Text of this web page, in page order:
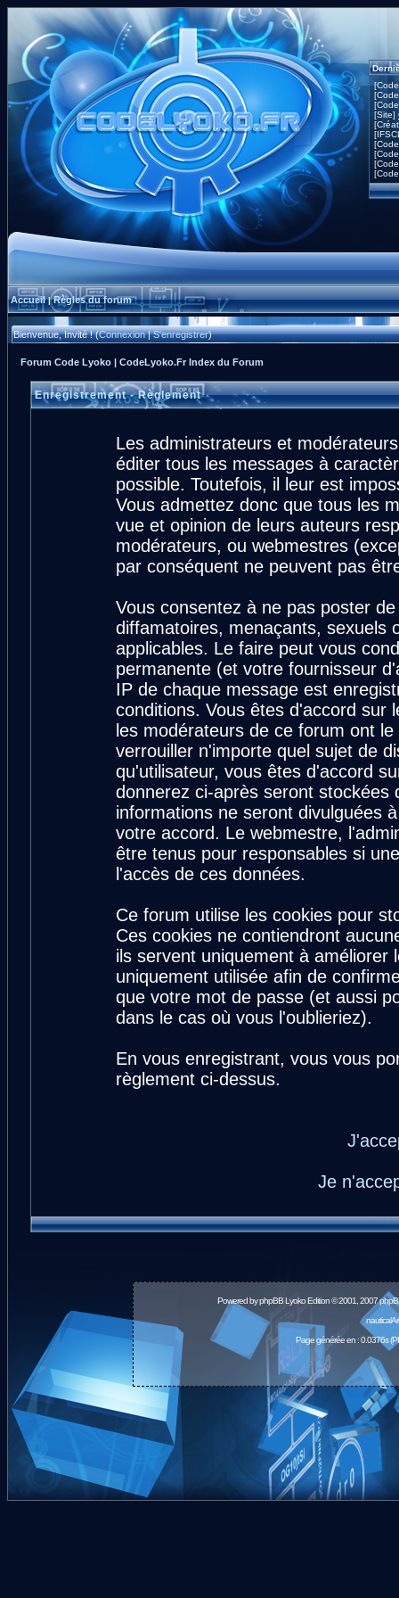
[Site]
Accueil|Règles du forum
Bienvenue, Invité ! (Connexion|S'enregistrer)
Forum Code Lyoko | CodeLyoko.Fr Index du Forum
Enregistrement - Règlement
Les administrateurs et
éditer tous les messages à
possible. Toutefois, il leur est
Vous admettez donc que tous les
vue et opinion de leurs auteurs
modérateurs, ou webmestres
par conséquent ne peuvent pas
Vous consentez à ne pas poster
diffamatoires, menaçants, sexuels
applicables. Le faire peut vous
permanente (et votre fournisseur
IP de chaque message est
conditions. Vous êtes d'accord sur
les modérateurs de ce forum ont
verrouiller n'importe quel sujet de
qu'utilisateur, vous êtes d'accord
donnerez ci-après seront stockées
informations ne seront divulguées
votre accord. Le webmestre,
être tenus pour responsables si
l'accès de ces données.
Ce forum utilise les cookies pour
Ces cookies ne contiendront
ils servent uniquement à
uniquement utilisée afin de
que votre mot de passe (et aussi
dans le cas où vous l'oublieriez).
En vous enregistrant, vous vous
règlement ci-dessus.
Je
Powered byphpBBLyoko Edition © 2001, 2007
Page générée en : 0.0376s